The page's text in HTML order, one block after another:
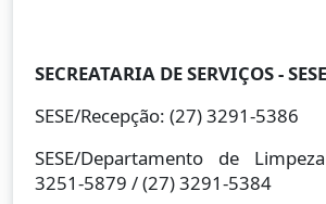
SECREATARIA DE SERVIÇOS -
SESE/Recepção: (27) 3291-5386
SESE/Departamento de
3251-5879 / (27) 3291-5384